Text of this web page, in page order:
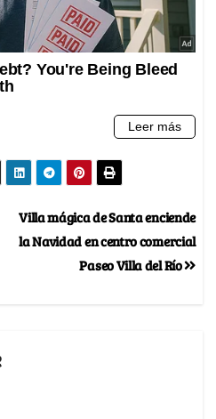
Villa mágica de Santa enciende
la Navidad en centro comercial
Paseo Villa del Río